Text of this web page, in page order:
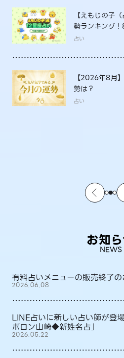
【えもじの子
勢ランキング
は？
占い
【2026年8月
勢は？
占い
お知NEWS
有料占いメニューの販売終了
2026.06.08
LINE占いに新しい占い師が登
ポロン山崎◆新姓名占」
2026.05.22